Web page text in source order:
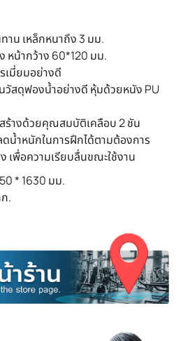
าน เหล็กหนาถึง 3 มม.
หน้ากว้าง 60*120 มม.
เมี่ยมอย่างดี
นวัสดุฟองน้ำอย่างดี หุ้มด้วยหนัง PU
ร้างด้วยคุณสมบัติเคลือบ 2 ชัน
น้ำหนักในการฝึกได้ตามต้องการ
พื่อความเรียบลื่นขณะใช้งาน
* 1630 มม.
.